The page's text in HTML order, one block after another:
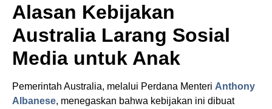
Alasan Kebijakan
Australia Larang Sosial
Media untuk Anak
Pemerintah Australia, melalui Perdana Menteri Anthony
Albanese, menegaskan bahwa kebijakan ini dibuat